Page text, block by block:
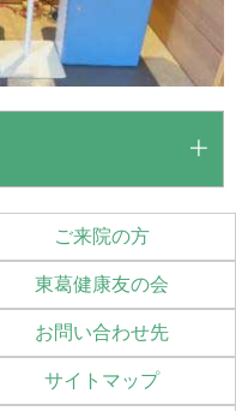
ご来院の方
東葛健康友の会
お問い合わせ先
サイトマップ